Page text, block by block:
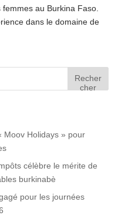
au Burkina Faso.
dans le domaine de
Recher
cher
Moov Holidays » pour
célèbre le mérite de
burkinabè
pour les journées